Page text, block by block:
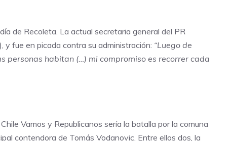
de Recoleta. La actual secretaria general del PR
y fue en picada contra su administración: “Luego de
personas habitan (…) mi compromiso es recorrer cada
Vamos y Republicanos sería la batalla por la comuna
contendora de Tomás Vodanovic. Entre ellos dos, la